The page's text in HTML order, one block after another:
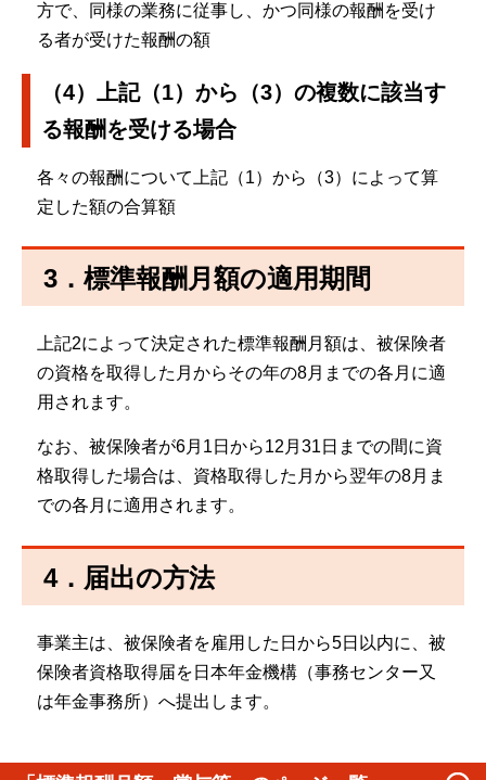
方で、同様の業務に従事し、かつ同様の報酬を受け
る者が受けた報酬の額
（4）上記（1）から（3）の複数に該当す
る報酬を受ける場合
各々の報酬について上記（1）から（3）によって算
定した額の合算額
3．標準報酬月額の適用期間
上記2によって決定された標準報酬月額は、被保険者
の資格を取得した月からその年の8月までの各月に適
用されます。
なお、被保険者が6月1日から12月31日までの間に資
格取得した場合は、資格取得した月から翌年の8月ま
での各月に適用されます。
4．届出の方法
事業主は、被保険者を雇用した日から5日以内に、被
保険者資格取得届を日本年金機構（事務センター又
は年金事務所）へ提出します。